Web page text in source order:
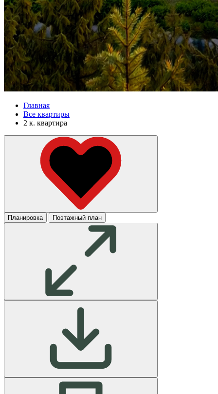
Главная
Все квартиры
2 к. квартира
Планировка Поэтажный план